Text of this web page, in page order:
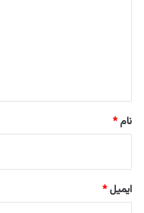
نام*
ایمیل*